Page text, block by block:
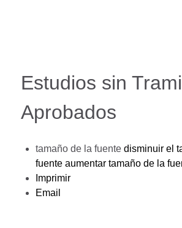
Estudios sin
Aprobados
tamaño de la fuente disminuir el
fuente aumentar tamaño de la
Imprimir
Email